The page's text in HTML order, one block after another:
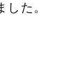
た。